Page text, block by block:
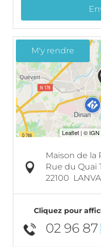
M'y rendre
Maison de la
Rue du Quai
22100
Cliquez pour
02 96 87